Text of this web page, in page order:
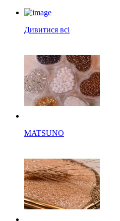
Дивитися всі
MATSUNO